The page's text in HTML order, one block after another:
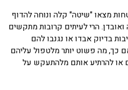
מצאו "שיטה" קלה ונוחה להדוף
ואובדן. הרי לעיתים קרובות מתקשים
בדיוק אבדו או נגנבו להם
כך, מה פשוט יותר מלטפול עליהם
להרתיע אותם מלהתעקש על